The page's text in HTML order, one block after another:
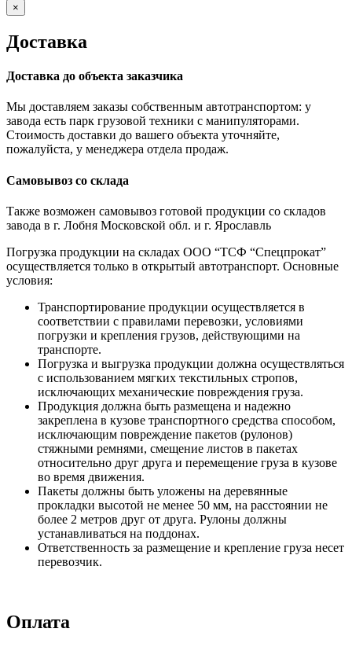
×
Доставка
Доставка до объекта заказчика
Мы доставляем заказы собственным автотранспортом: у
завода есть парк грузовой техники с манипуляторами.
Стоимость доставки до вашего объекта уточняйте,
пожалуйста, у менеджера отдела продаж.
Самовывоз со склада
Также возможен самовывоз готовой продукции со складов
завода в г. Лобня Московской обл. и г. Ярославль
Погрузка продукции на складах ООО “ТСФ “Спецпрокат”
осуществляется только в открытый автотранспорт. Основные
условия:
Транспортирование продукции осуществляется в
соответствии с правилами перевозки, условиями
погрузки и крепления грузов, действующими на
транспорте.
Погрузка и выгрузка продукции должна осуществляться
с использованием мягких текстильных стропов,
исключающих механические повреждения груза.
Продукция должна быть размещена и надежно
закреплена в кузове транспортного средства способом,
исключающим повреждение пакетов (рулонов)
стяжными ремнями, смещение листов в пакетах
относительно друг друга и перемещение груза в кузове
во время движения.
Пакеты должны быть уложены на деревянные
прокладки высотой не менее 50 мм, на расстоянии не
более 2 метров друг от друга. Рулоны должны
устанавливаться на поддонах.
Ответственность за размещение и крепление груза несет
перевозчик.
Оплата